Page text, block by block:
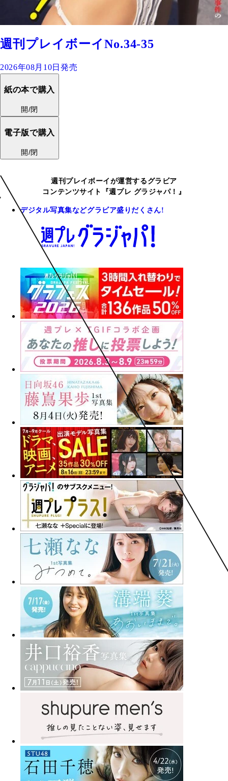
週刊プレイボーイNo.34-35
2026年08月10日発売
紙の本で購入
開/閉
電子版で購入
開/閉
週刊プレイボーイが運営するグラビア
コンテンツサイト『週プレ グラジャパ！』
デジタル写真集などグラビア盛りだくさん!